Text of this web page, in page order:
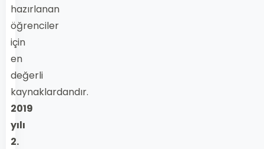
hazırlanan
öğrenciler
için
en
değerli
kaynaklardandır.
2019
yılı
2.